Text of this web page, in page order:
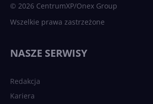
© 2026 CentrumXP/Onex Group
Wszelkie prawa zastrzeżone
NASZE SERWISY
Redakcja
Kariera